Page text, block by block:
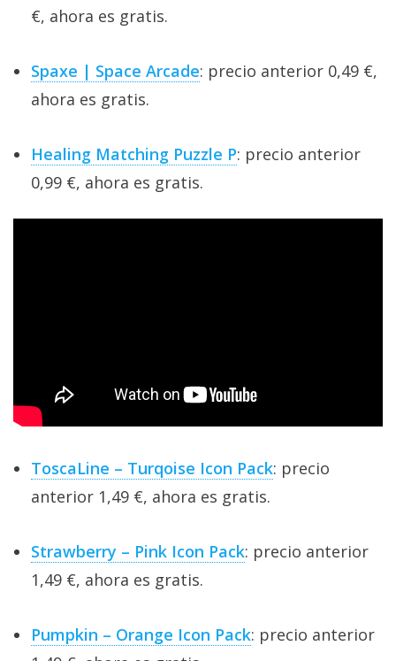
€, ahora es gratis.
Spaxe | Space Arcade: precio anterior 0,49 €,
ahora es gratis.
Healing Matching Puzzle P: precio anterior
0,99 €, ahora es gratis.
ToscaLine – Turqoise Icon Pack: precio
anterior 1,49 €, ahora es gratis.
Strawberry – Pink Icon Pack: precio anterior
1,49 €, ahora es gratis.
Pumpkin – Orange Icon Pack: precio anterior